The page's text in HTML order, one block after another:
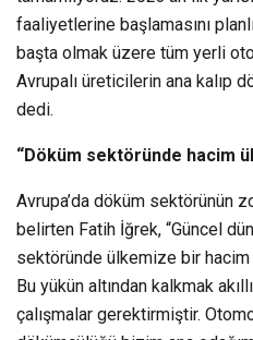
faaliyetlerine başlamasını
başta olmak üzere tüm yerli
Avrupalı üreticilerin ana kalıp
dedi.
“Döküm sektöründe hacim
Avrupa’da döküm sektörünün
belirten Fatih İğrek, “Güncel
sektöründe ülkemize bir hacim
Bu yükün altından kalkmak
çalışmalar gerektirmiştir.